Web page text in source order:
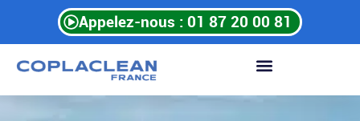
contenu
Appelez-nous : 01 87 20 00 81